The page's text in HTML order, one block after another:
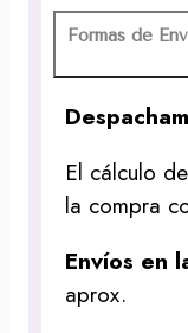
Formas de
El cálculo
la compra
Envíos en
aprox.